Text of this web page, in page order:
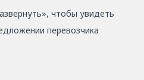
чтобы увидеть
перевозчика